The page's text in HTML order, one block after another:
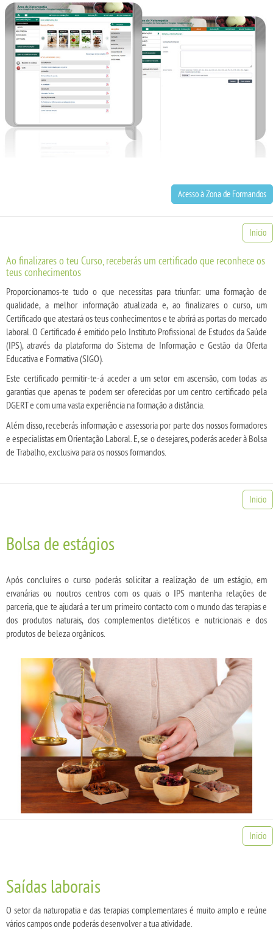
Acesso à Zona de Formandos
Inicio
Ao finalizares o teu Curso, receberás um certificado que reconhece os
teus conhecimentos
Proporcionamos-te tudo o que necessitas para triunfar: uma formação de
qualidade, a melhor informação atualizada e, ao finalizares o curso, um
Certificado que atestará os teus conhecimentos e te abrirá as portas do mercado
laboral. O Certificado é emitido pelo Instituto Profissional de Estudos da Saúde
(IPS), através da plataforma do Sistema de Informação e Gestão da Oferta
Educativa e Formativa (SIGO).
Este certificado permitir-te-á aceder a um setor em ascensão, com todas as
garantias que apenas te podem ser oferecidas por um centro certificado pela
DGERT e com uma vasta experiência na formação a distância.
Além disso, receberás informação e assessoria por parte dos nossos formadores
e especialistas em Orientação Laboral. E, se o desejares, poderás aceder à Bolsa
de Trabalho, exclusiva para os nossos formandos.
Inicio
Bolsa de estágios
Após concluíres o curso poderás solicitar a realização de um estágio, em
ervanárias ou noutros centros com os quais o IPS mantenha relações de
parceria, que te ajudará a ter um primeiro contacto com o mundo das terapias e
dos produtos naturais, dos complementos dietéticos e nutricionais e dos
produtos de beleza orgânicos.
Inicio
Saídas laborais
O setor da naturopatia e das terapias complementares é muito amplo e reúne
vários campos onde poderás desenvolver a tua atividade.